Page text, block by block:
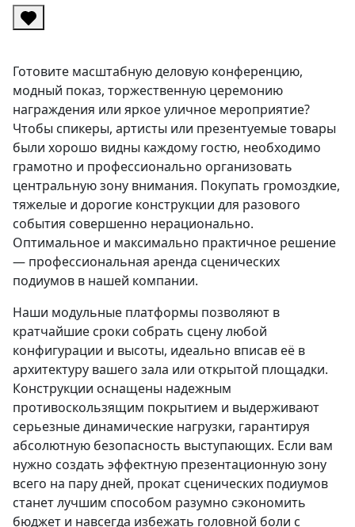
Готовите масштабную деловую конференцию,
модный показ, торжественную церемонию
награждения или яркое уличное мероприятие?
Чтобы спикеры, артисты или презентуемые товары
были хорошо видны каждому гостю, необходимо
грамотно и профессионально организовать
центральную зону внимания. Покупать громоздкие,
тяжелые и дорогие конструкции для разового
события совершенно нерационально.
Оптимальное и максимально практичное решение
— профессиональная аренда сценических
подиумов в нашей компании.
Наши модульные платформы позволяют в
кратчайшие сроки собрать сцену любой
конфигурации и высоты, идеально вписав её в
архитектуру вашего зала или открытой площадки.
Конструкции оснащены надежным
противоскользящим покрытием и выдерживают
серьезные динамические нагрузки, гарантируя
абсолютную безопасность выступающих. Если вам
нужно создать эффектную презентационную зону
всего на пару дней, прокат сценических подиумов
станет лучшим способом разумно сэкономить
бюджет и навсегда избежать головной боли с